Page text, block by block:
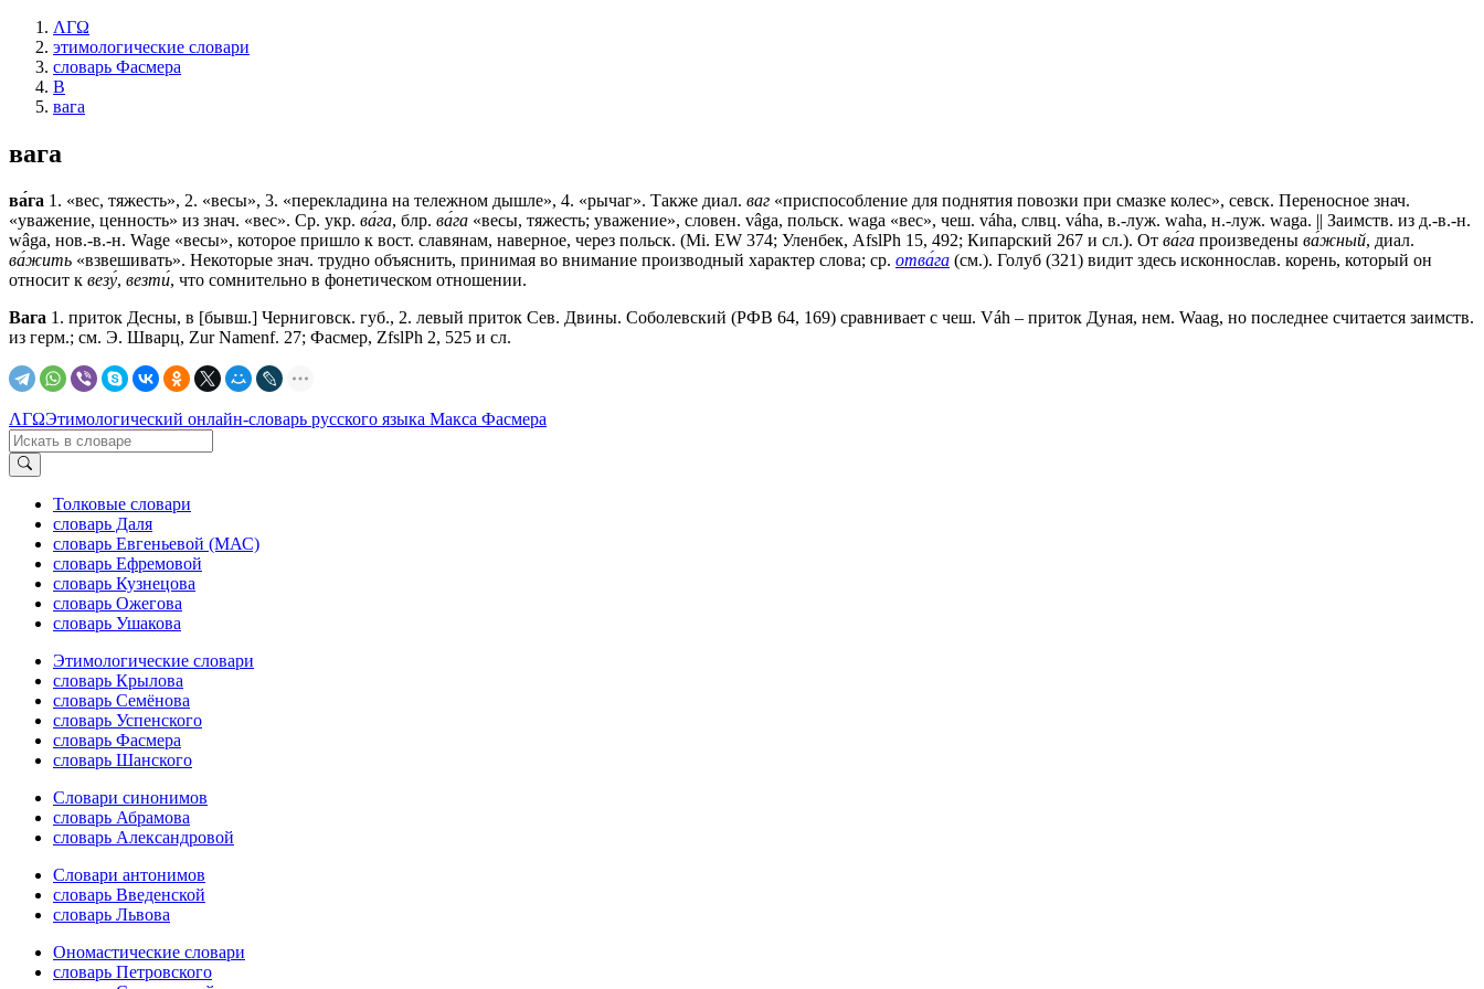
ΛΓΩ
этимологические словари
словарь Фасмера
В
вага
вага
ва́га 1. «вес, тяжесть», 2. «весы», 3. «перекладина на тележном дышле», 4. «рычаг». Также диал. ваг «приспособление для поднятия повозки при смазке колес», севск. Переносное знач.
«уважение, ценность» из знач. «вес». Ср. укр. ва́га, блр. ва́га «весы, тяжесть; уважение», словен. vâga, польск. waga «вес», чеш. váha, слвц. váha, в.-луж. waha, н.-луж. waga. || Заимств. из д.-в.-н.
wâga, нов.-в.-н. Wage «весы», которое пришло к вост. славянам, наверное, через польск. (Mi. EW 374; Уленбек, AfslPh 15, 492; Кипарский 267 и сл.). От ва́га произведены ва́жный, диал.
ва́жить «взвешивать». Некоторые знач. трудно объяснить, принимая во внимание производный характер слова; ср. отва́га (см.). Голуб (321) видит здесь исконнослав. корень, который он
относит к везу́, везти́, что сомнительно в фонетическом отношении.
Вага 1. приток Десны, в [бывш.] Черниговск. губ., 2. левый приток Сев. Двины. Соболевский (РФВ 64, 169) сравнивает с чеш. Váh – приток Дуная, нем. Waag, но последнее считается заимств.
из герм.; см. Э. Шварц, Zur Namenf. 27; Фасмер, ZfslPh 2, 525 и сл.
ΛΓΩЭтимологический онлайн-словарь русского языка Макса Фасмера
Толковые словари
словарь Даля
словарь Евгеньевой (МАС)
словарь Ефремовой
словарь Кузнецова
словарь Ожегова
словарь Ушакова
Этимологические словари
словарь Крылова
словарь Семёнова
словарь Успенского
словарь Фасмера
словарь Шанского
Словари синонимов
словарь Абрамова
словарь Александровой
Словари антонимов
словарь Введенской
словарь Львова
Ономастические словари
словарь Петровского